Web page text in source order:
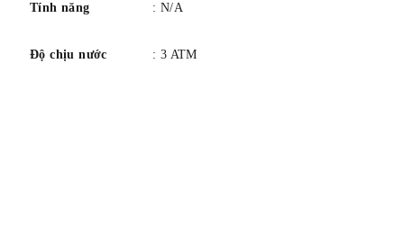
Tính năng : N/A
Độ chịu nước : 3 ATM